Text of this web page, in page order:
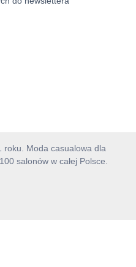
roku. Moda casualowa dla
salonów w całej Polsce.